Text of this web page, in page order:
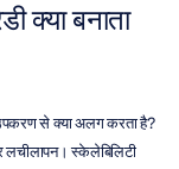
क्या बनाता
से क्या अलग करता है?
लचीलापन। स्केलेबिलिटी